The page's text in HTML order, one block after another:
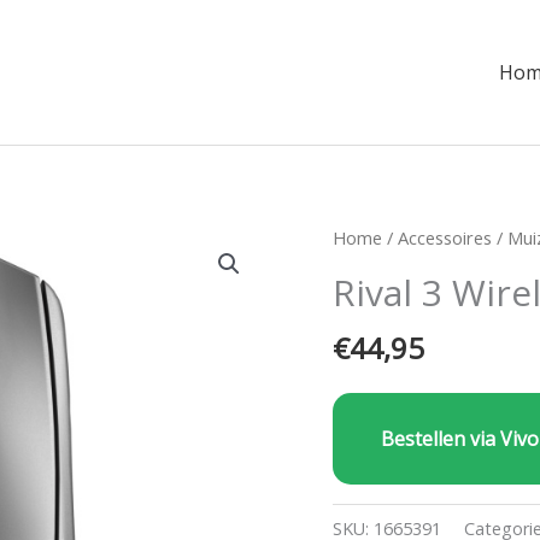
Home /Accessoires /
Rival 3
€44,95
Bestellen via
SKU: 1665391